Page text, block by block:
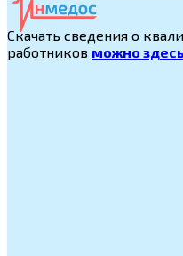
Скачать сведения о
работников можно здесь